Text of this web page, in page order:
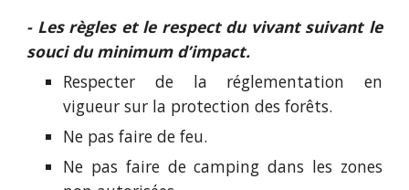
- Les règles et le respect du vivant suivant le
souci du minimum d’impact.
Respecter de la réglementation en
vigueur sur la protection des forêts.
Ne pas faire de feu.
Ne pas faire de camping dans les zones